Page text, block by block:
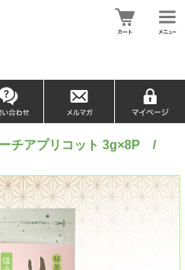
ーチアプリコット 3g×8P /